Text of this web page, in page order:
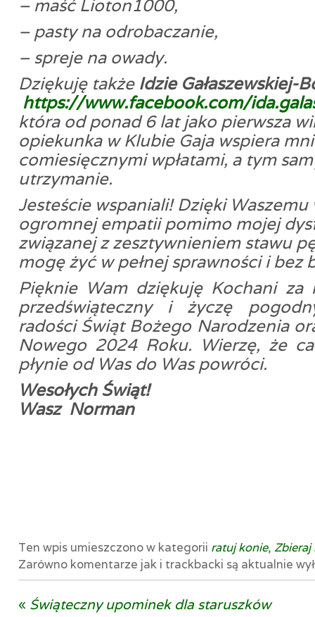
– maść Lioton1000,
– pasty na odrobaczanie,
– spreje na owady.
Dziękuję także Idzie Gałaszewskiej-
https://www.facebook.com/ida.
która od ponad 6 lat jako pierwsza
opiekunka w Klubie Gaja wspiera
comiesięcznymi wpłatami, a tym
utrzymanie.
Jesteście wspaniali! Dzięki Waszemu
ogromnej empatii pomimo mojej
związanej z zesztywnieniem stawu
mogę żyć w pełnej sprawności i bez
Pięknie Wam dziękuję Kochani za
przedświąteczny i życzę
radości Świąt Bożego Narodzenia
Nowego 2024 Roku. Wierzę, że
płynie od Was do Was powróci.
Wesołych Świąt!
Wasz Norman
Ten wpis umieszczono w kategorii ratuj konie, Zbieraj
Zarówno komentarze jak i trackbacki są aktualnie
« Świąteczny upominek dla staruszków